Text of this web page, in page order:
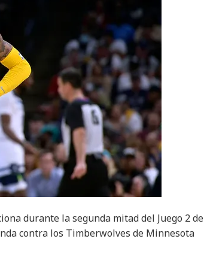
durante la segunda mitad del Juego 2 de
contra los Timberwolves de Minnesota